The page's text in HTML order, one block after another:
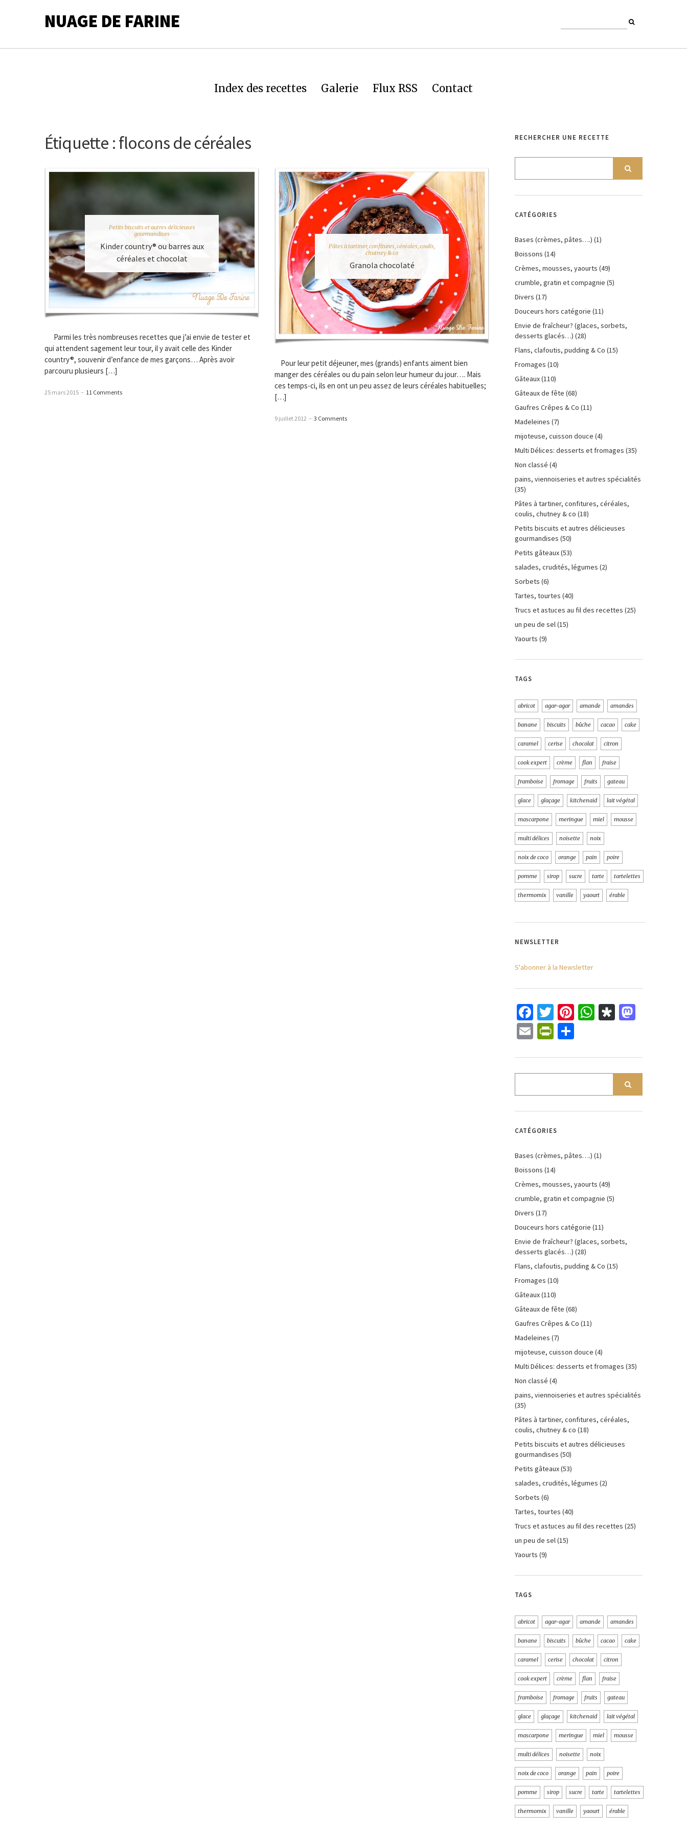
NUAGE DE FARINE
Index des recettes Galerie Flux RSS Contact
Étiquette :flocons de céréales
Petits biscuits et autres délicieuses
gourmandises
Kinder country® ou barres aux
céréales et chocolat
Parmi les très nombreuses recettes que j’ai envie de tester et
qui attendent sagement leur tour, il y avait celle des Kinder
country®, souvenir d’enfance de mes garçons… Après avoir
parcouru plusieurs […]
25 mars 2015 – 11 Comments
Pâtes à tartiner, confitures, céréales, coulis,
chutney & co
Granola chocolaté
Pour leur petit déjeuner, mes (grands) enfants aiment bien
manger des céréales ou du pain selon leur humeur du jour…. Mais
ces temps-ci, ils en ont un peu assez de leurs céréales habituelles;
[…]
9 juillet 2012 – 3 Comments
RECHERCHER UNE RECETTE
CATÉGORIES
Bases (crèmes, pâtes….) (1)
Boissons (14)
Crèmes, mousses, yaourts (49)
crumble, gratin et compagnie (5)
Divers (17)
Douceurs hors catégorie (11)
Envie de fraîcheur? (glaces, sorbets,
desserts glacés…) (28)
Flans, clafoutis, pudding & Co (15)
Fromages (10)
Gâteaux(110)
Gâteaux de fête (68)
Gaufres Crêpes & Co (11)
Madeleines (7)
mijoteuse, cuisson douce (4)
Multi Délices: desserts et fromages (35)
Non classé (4)
pains, viennoiseries et autres spécialités
(35)
Pâtes à tartiner, confitures, céréales,
coulis, chutney & co (18)
Petits biscuits et autres délicieuses
gourmandises (50)
Petits gâteaux(53)
salades, crudités, légumes (2)
Sorbets (6)
Tartes, tourtes (40)
Trucs et astuces au fil des recettes (25)
un peu de sel(15)
Yaourts (9)
TAGS
abricot agar-agar amande amandes
banane biscuits bûche cacao cake
caramel cerise chocolat citron
cook expert crème flan fraise
framboise fromage fruits gateau
glace glaçage kitchenaid lait végétal
mascarpone meringue miel mousse
multi délices noisette noix
noix de coco orange pain poire
pomme sirop sucre tarte tartelettes
thermomix vanille yaourt érable
NEWSLETTER
S'abonner à la Newsletter
Facebook
Twitter
Pinterest
WhatsApp
Diaspora
EmailPrintFriendly
CATÉGORIES
Bases (crèmes, pâtes….) (1)
Boissons (14)
Crèmes, mousses, yaourts (49)
crumble, gratin et compagnie (5)
Divers (17)
Douceurs hors catégorie (11)
Envie de fraîcheur? (glaces, sorbets,
desserts glacés…) (28)
Flans, clafoutis, pudding & Co (15)
Fromages (10)
Gâteaux(110)
Gâteaux de fête (68)
Gaufres Crêpes & Co (11)
Madeleines (7)
mijoteuse, cuisson douce (4)
Multi Délices: desserts et fromages (35)
Non classé (4)
pains, viennoiseries et autres spécialités
(35)
Pâtes à tartiner, confitures, céréales,
coulis, chutney & co (18)
Petits biscuits et autres délicieuses
gourmandises (50)
Petits gâteaux(53)
salades, crudités, légumes (2)
Sorbets (6)
Tartes, tourtes (40)
Trucs et astuces au fil des recettes (25)
un peu de sel(15)
Yaourts (9)
TAGS
abricot agar-agar amande amandes
banane biscuits bûche cacao cake
caramel cerise chocolat citron
cook expert crème flan fraise
framboise fromage fruits gateau
glace glaçage kitchenaid lait végétal
mascarpone meringue miel mousse
multi délices noisette noix
noix de coco orange pain poire
pomme sirop sucre tarte tartelettes
thermomix vanille yaourt érable